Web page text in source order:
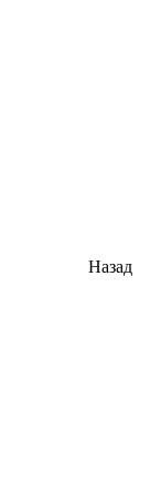
Назад